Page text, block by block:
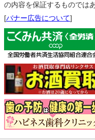
の内容を保証するものでは
[バナー広告について]